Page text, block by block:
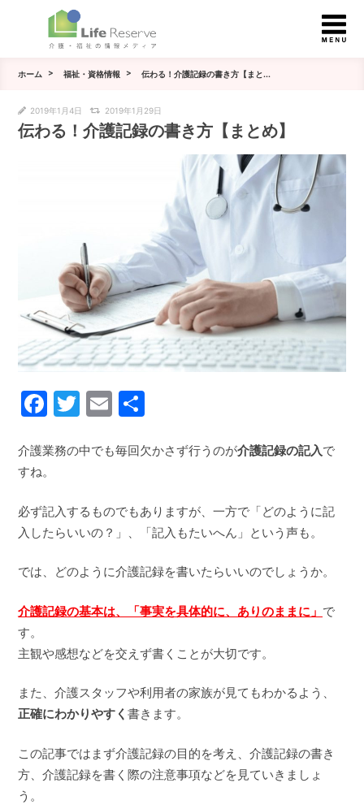
ホーム 福祉・資格情報 伝わる！介護記録の書き方【まと...
2019年1月4日 2019年1月29日
伝わる！介護記録の書き方【まとめ】
F
a
c
b
o
k
T
w
itt
E
m
ai
介護業務の中でも毎回欠かさず行うのが介護記録の記入で
すね。
必ず記入するものでもありますが、一方で「どのように記
入したらいいの？」、「記入もたいへん」という声も。
では、どのように介護記録を書いたらいいのでしょうか。
介護記録の基本は、「事実を具体的に、ありのままに」 で
す。
主観や感想などを交えず書くことが大切です。
また、介護スタッフや利用者の家族が見てもわかるよう、
正確にわかりやすく書きます。
この記事ではまず介護記録の目的を考え、介護記録の書き
方、介護記録を書く際の注意事項などを見ていきましょ
う。